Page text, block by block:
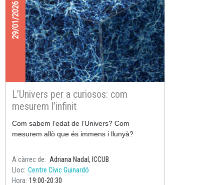
29/01/2026
L’Univers per a curiosos: com
mesurem l’infinit
Com sabem l’edat de l’Univers? Com
mesurem allò que és immens i llunyà?
A càrrec de
Adriana Nadal, ICCUB
Lloc Centre Cívic Guinardó
Hora 19:00 20:30